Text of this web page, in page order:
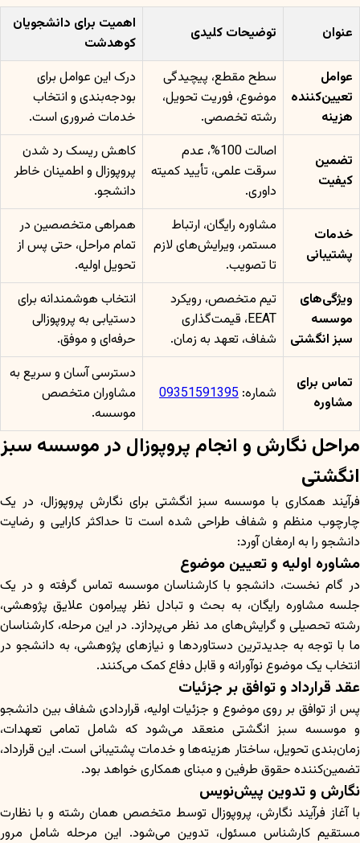
عنوان توضیحات کلیدی
اهمیت برای دانشجویان
کوهدشت
عوامل
تعیین‌کننده
هزینه
سطح مقطع، پیچیدگی
موضوع، فوریت تحویل،
رشته تخصصی.
درک این عوامل برای
بودجه‌بندی و انتخاب
خدمات ضروری است.
تضمین
کیفیت
اصالت 100%، عدم
سرقت علمی، تأیید کمیته
داوری.
کاهش ریسک رد شدن
پروپوزال و اطمینان خاطر
دانشجو.
خدمات
پشتیبانی
مشاوره رایگان، ارتباط
مستمر، ویرایش‌های لازم
تا تصویب.
همراهی متخصصین در
تمام مراحل، حتی پس از
تحویل اولیه.
ویژگی‌های
موسسه
سبز انگشتی
تیم متخصص، رویکرد
EEAT، قیمت‌گذاری
شفاف، تعهد به زمان.
انتخاب هوشمندانه برای
دستیابی به پروپوزالی
حرفه‌ای و موفق.
تماس برای
مشاوره
شماره: 09351591395
دسترسی آسان و سریع به
مشاوران متخصص
موسسه.
مراحل نگارش و انجام پروپوزال در موسسه سبز
انگشتی
فرآیند همکاری با موسسه سبز انگشتی برای نگارش پروپوزال، در یک
چارچوب منظم و شفاف طراحی شده است تا حداکثر کارایی و رضایت
دانشجو را به ارمغان آورد:
مشاوره اولیه و تعیین موضوع
در گام نخست، دانشجو با کارشناسان موسسه تماس گرفته و در یک
جلسه مشاوره رایگان، به بحث و تبادل نظر پیرامون علایق پژوهشی،
رشته تحصیلی و گرایش‌های مد نظر می‌پردازد. در این مرحله، کارشناسان
ما با توجه به جدیدترین دستاوردها و نیازهای پژوهشی، به دانشجو در
انتخاب یک موضوع نوآورانه و قابل دفاع کمک می‌کنند.
عقد قرارداد و توافق بر جزئیات
پس از توافق بر روی موضوع و جزئیات اولیه، قراردادی شفاف بین دانشجو
و موسسه سبز انگشتی منعقد می‌شود که شامل تمامی تعهدات،
زمان‌بندی تحویل، ساختار هزینه‌ها و خدمات پشتیبانی است. این قرارداد،
تضمین‌کننده حقوق طرفین و مبنای همکاری خواهد بود.
نگارش و تدوین پیش‌نویس
با آغاز فرآیند نگارش، پروپوزال توسط متخصص همان رشته و با نظارت
مستقیم کارشناس مسئول، تدوین می‌شود. این مرحله شامل مرور